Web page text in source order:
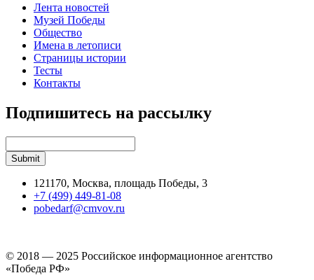
Лента новостей
Музей Победы
Общество
Имена в летописи
Страницы истории
Тесты
Контакты
Подпишитесь на рассылку
121170, Москва, площадь Победы, 3
+7 (499) 449-81-08
pobedarf@cmvov.ru
© 2018 — 2025 Российское информационное агентство
«Победа РФ»